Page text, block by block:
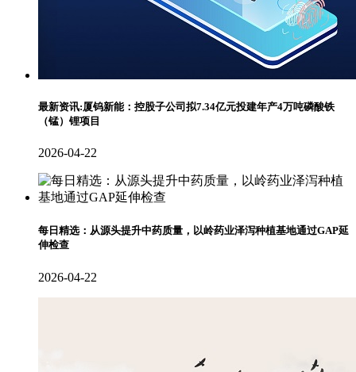
最新资讯:厦钨新能：控股子公司拟7.34亿元投建年产4万吨磷酸铁
（锰）锂项目
2026-04-22
每日精选：从源头提升中药质量，以岭药业泽泻种植基地通过GAP延
伸检查
2026-04-22